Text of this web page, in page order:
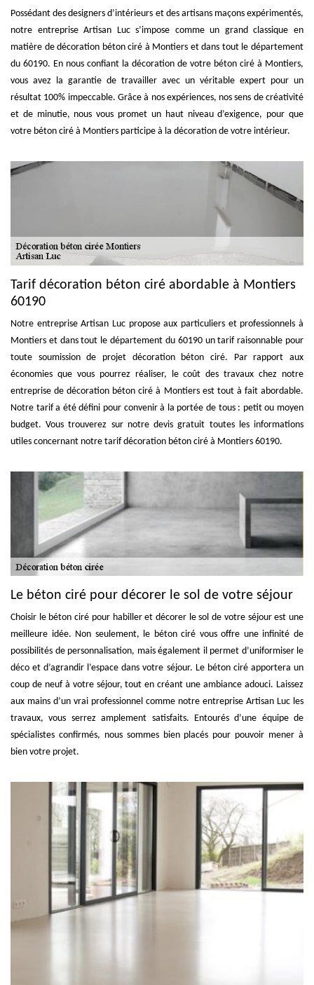
Possédant des designers d’intérieurs et des artisans maçons expérimentés,
notre entreprise Artisan Luc s’impose comme un grand classique en
matière de décoration béton ciré à Montiers et dans tout le département
du 60190. En nous confiant la décoration de votre béton ciré à Montiers,
vous avez la garantie de travailler avec un véritable expert pour un
résultat 100% impeccable. Grâce à nos expériences, nos sens de créativité
et de minutie, nous vous promet un haut niveau d’exigence, pour que
votre béton ciré à Montiers participe à la décoration de votre intérieur.
Tarif décoration béton ciré abordable à Montiers
60190
Notre entreprise Artisan Luc propose aux particuliers et professionnels à
Montiers et dans tout le département du 60190 un tarif raisonnable pour
toute soumission de projet décoration béton ciré. Par rapport aux
économies que vous pourrez réaliser, le coût des travaux chez notre
entreprise de décoration béton ciré à Montiers est tout à fait abordable.
Notre tarif a été défini pour convenir à la portée de tous : petit ou moyen
budget. Vous trouverez sur notre devis gratuit toutes les informations
utiles concernant notre tarif décoration béton ciré à Montiers 60190.
Le béton ciré pour décorer le sol de votre séjour
Choisir le béton ciré pour habiller et décorer le sol de votre séjour est une
meilleure idée. Non seulement, le béton ciré vous offre une infinité de
possibilités de personnalisation, mais également il permet d’uniformiser le
déco et d’agrandir l’espace dans votre séjour. Le béton ciré apportera un
coup de neuf à votre séjour, tout en créant une ambiance adouci. Laissez
aux mains d’un vrai professionnel comme notre entreprise Artisan Luc les
travaux, vous serrez amplement satisfaits. Entourés d’une équipe de
spécialistes confirmés, nous sommes bien placés pour pouvoir mener à
bien votre projet.